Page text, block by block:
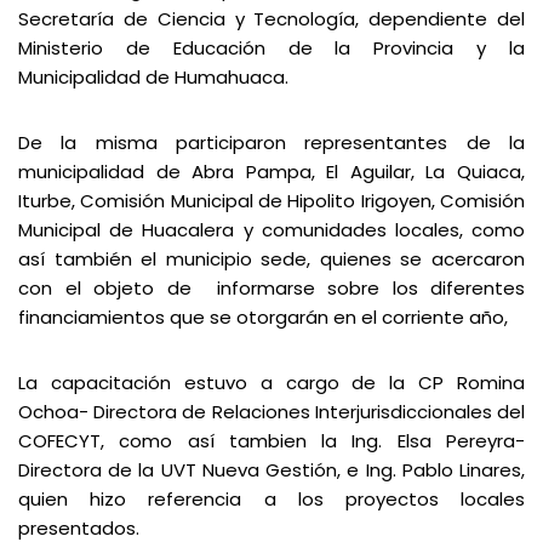
Secretaría de Ciencia y Tecnología, dependiente del
Ministerio de Educación de la Provincia y la
Municipalidad de Humahuaca.
De la misma participaron representantes de la
municipalidad de Abra Pampa, El Aguilar, La Quiaca,
Iturbe, Comisión Municipal de Hipolito Irigoyen, Comisión
Municipal de Huacalera y comunidades locales, como
así también el municipio sede, quienes se acercaron
con el objeto de informarse sobre los diferentes
financiamientos que se otorgarán en el corriente año,
La capacitación estuvo a cargo de la CP Romina
Ochoa- Directora de Relaciones Interjurisdiccionales del
COFECYT, como así tambien la Ing. Elsa Pereyra-
Directora de la UVT Nueva Gestión, e Ing. Pablo Linares,
quien hizo referencia a los proyectos locales
presentados.